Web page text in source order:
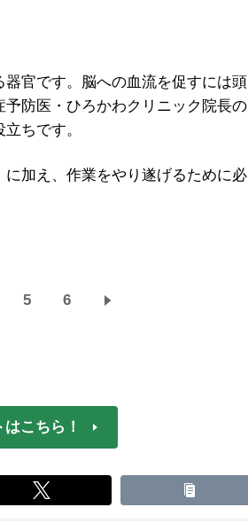
官です。脳への血流を促すには頭
防医・ひろかわクリニック院長の
ちです。
に加え、作業をやり遂げるために必
5 6
こちら！